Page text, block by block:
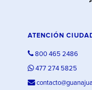
ATENCIÓN
800 465 2486
477 274 5825